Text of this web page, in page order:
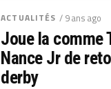
ACTUALITÉS / 9 ans ago
Joue la comme
Nance Jr de
derby